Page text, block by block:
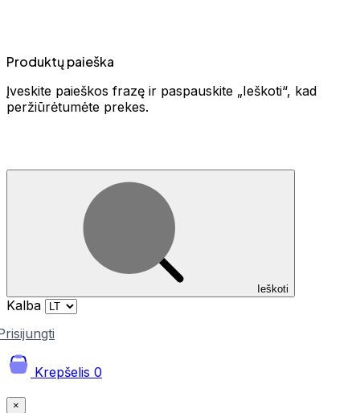
Produktų paieška
Įveskite paieškos frazę ir paspauskite „Ieškoti“, kad
peržiūrėtumėte prekes.
Ieškoti
Kalba
Krepšelis 0
×